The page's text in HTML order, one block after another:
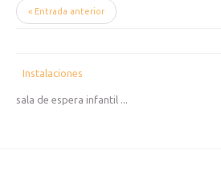
« Entrada anterior
Instalaciones
sala de espera infantil ...